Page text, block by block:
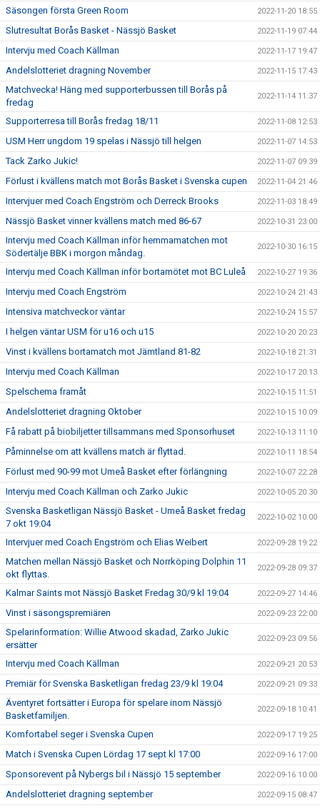
Säsongen första Green Room 2022-11-20 18:55
Slutresultat Borås Basket - Nässjö Basket 2022-11-19 07:44
Intervju med Coach Källman 2022-11-17 19:47
Andelslotteriet dragning November 2022-11-15 17:43
Matchvecka! Häng med supporterbussen till Borås på
fredag
2022-11-14 11:37
Supporterresa till Borås fredag 18/11 2022-11-08 12:53
USM Herr ungdom 19 spelas i Nässjö till helgen 2022-11-07 14:53
Tack Zarko Jukic! 2022-11-07 09:39
Förlust i kvällens match mot Borås Basket i Svenska cupen 2022-11-04 21:46
Intervjuer med Coach Engström och Derreck Brooks 2022-11-03 18:49
Nässjö Basket vinner kvällens match med 86-67 2022-10-31 23:00
Intervju med Coach Källman inför hemmamatchen mot
Södertälje BBK i morgon måndag.
2022-10-30 16:15
Intervju med Coach Källman inför bortamötet mot BC Luleå 2022-10-27 19:36
Intervju med Coach Engström 2022-10-24 21:43
Intensiva matchveckor väntar 2022-10-24 15:57
I helgen väntar USM för u16 och u15 2022-10-20 20:23
Vinst i kvällens bortamatch mot Jämtland 81-82 2022-10-18 21:31
Intervju med Coach Källman 2022-10-17 20:13
Spelschema framåt 2022-10-15 11:51
Andelslotteriet dragning Oktober 2022-10-15 10:09
Få rabatt på biobiljetter tillsammans med Sponsorhuset 2022-10-13 11:10
Påminnelse om att kvällens match är flyttad. 2022-10-11 18:54
Förlust med 90-99 mot Umeå Basket efter förlängning 2022-10-07 22:28
Intervju med Coach Källman och Zarko Jukic 2022-10-05 20:30
Svenska Basketligan Nässjö Basket - Umeå Basket fredag
7 okt 19:04
2022-10-02 10:00
Intervjuer med Coach Engström och Elias Weibert 2022-09-28 19:22
Matchen mellan Nässjö Basket och Norrköping Dolphin 11
okt flyttas.
2022-09-28 09:37
Kalmar Saints mot Nässjö Basket Fredag 30/9 kl 19:04 2022-09-27 14:46
Vinst i säsongspremiären 2022-09-23 22:00
Spelarinformation: Willie Atwood skadad, Zarko Jukic
ersätter
2022-09-23 09:56
Intervju med Coach Källman 2022-09-21 20:53
Premiär för Svenska Basketligan fredag 23/9 kl 19:04 2022-09-21 09:33
Äventyret fortsätter i Europa för spelare inom Nässjö
Basketfamiljen.
2022-09-18 10:41
Komfortabel seger i Svenska Cupen 2022-09-17 19:25
Match i Svenska Cupen Lördag 17 sept kl 17:00 2022-09-16 17:00
Sponsorevent på Nybergs bil i Nässjö 15 september 2022-09-16 10:00
Andelslotteriet dragning september 2022-09-15 08:47